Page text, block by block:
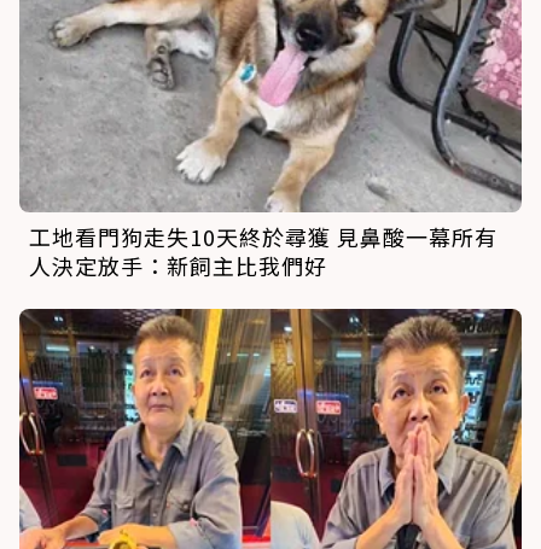
工地看門狗走失10天終於尋獲 見鼻酸一幕所有
人決定放手：新飼主比我們好